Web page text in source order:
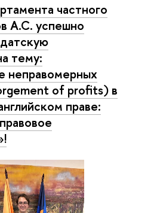
частного
А.С. успешно
тему:
неправомерных
of profits) в
праве: